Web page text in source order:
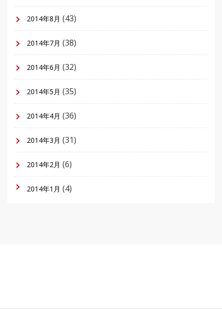
2014年8月 (43)
2014年7月 (38)
2014年6月 (32)
2014年5月 (35)
2014年4月 (36)
2014年3月 (31)
2014年2月 (6)
2014年1月 (4)